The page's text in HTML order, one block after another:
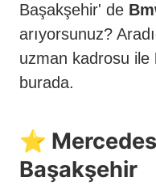
Başakşehir' de
arıyorsunuz?
uzman kadrosu ile
burada.
⭐️
Başakşehir